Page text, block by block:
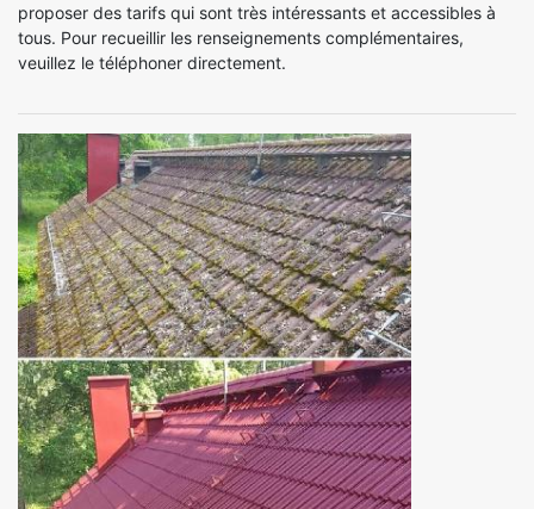
proposer des tarifs qui sont très intéressants et accessibles à
tous. Pour recueillir les renseignements complémentaires,
veuillez le téléphoner directement.